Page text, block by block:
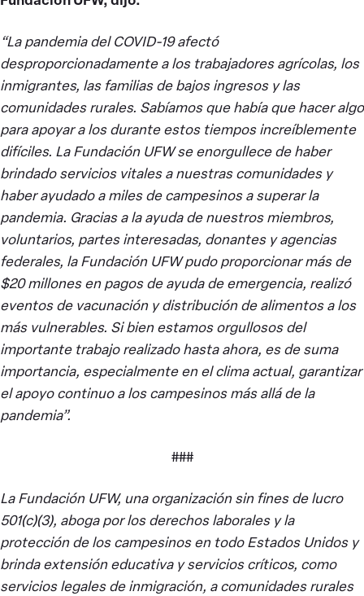
“La pandemia del COVID-19 afectó
desproporcionadamente a los trabajadores agrícolas, los
inmigrantes, las familias de bajos ingresos y las
comunidades rurales. Sabíamos que había que hacer algo
para apoyar a los durante estos tiempos increíblemente
difíciles. La Fundación UFW se enorgullece de haber
brindado servicios vitales a nuestras comunidades y
haber ayudado a miles de campesinos a superar la
pandemia. Gracias a la ayuda de nuestros miembros,
voluntarios, partes interesadas, donantes y agencias
federales, la Fundación UFW pudo proporcionar más de
$20 millones en pagos de ayuda de emergencia, realizó
eventos de vacunación y distribución de alimentos a los
más vulnerables. Si bien estamos orgullosos del
importante trabajo realizado hasta ahora, es de suma
importancia, especialmente en el clima actual, garantizar
el apoyo continuo a los campesinos más allá de la
pandemia”.
###
La Fundación UFW, una organización sin fines de lucro
501(c)(3), aboga por los derechos laborales y la
protección de los campesinos en todo Estados Unidos y
brinda extensión educativa y servicios críticos, como
servicios legales de inmigración, a comunidades rurales